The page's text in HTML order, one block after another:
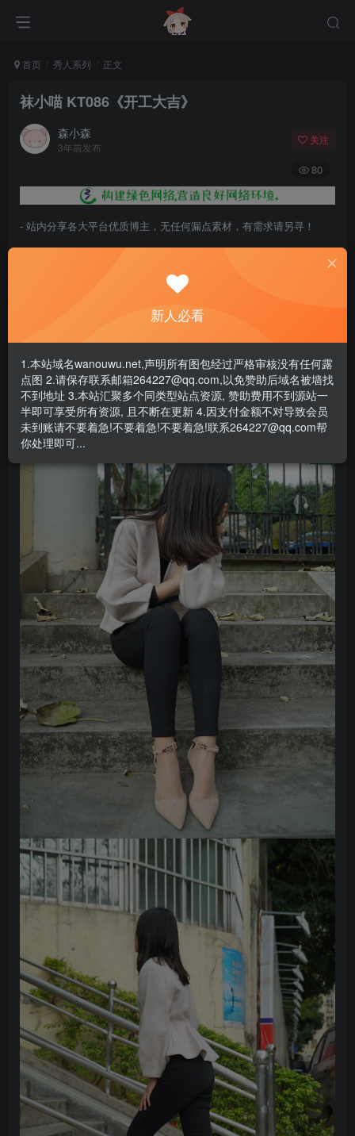
首页 秀人系列 正文
袜小喵 KT086《开工大吉》
森小森
3年前发布
关注
80
- 站内分享各大平台优质博主，无任何漏点素材，有需求请另寻！
- 百度网盘提示提取码错误，请更换浏览器重试，这是百度网盘版本问
- 遇见解压密码不对、无法解压，请查看
- 资源失效/充值未到账/账号解禁...等问题请《提交工单》
新人必看
1.本站域名wanouwu.net,声明所有图包经过严格审核没有任何露
点图 2.请保存联系邮箱264227@qq.com,以免赞助后域名被墙找
不到地址 3.本站汇聚多个同类型站点资源, 赞助费用不到源站一
半即可享受所有资源, 且不断在更新 4.因支付金额不对导致会员
未到账请不要着急!不要着急!不要着急!联系264227@qq.com帮
你处理即可...